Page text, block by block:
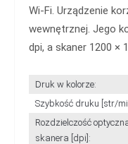
Wi-Fi. Urządzenie
wewnętrznej. Jego
dpi, a skaner 1200 ×
Druk w kolorze:
Szybkość druku [str/
Rozdzielczość
skanera [dpi]: